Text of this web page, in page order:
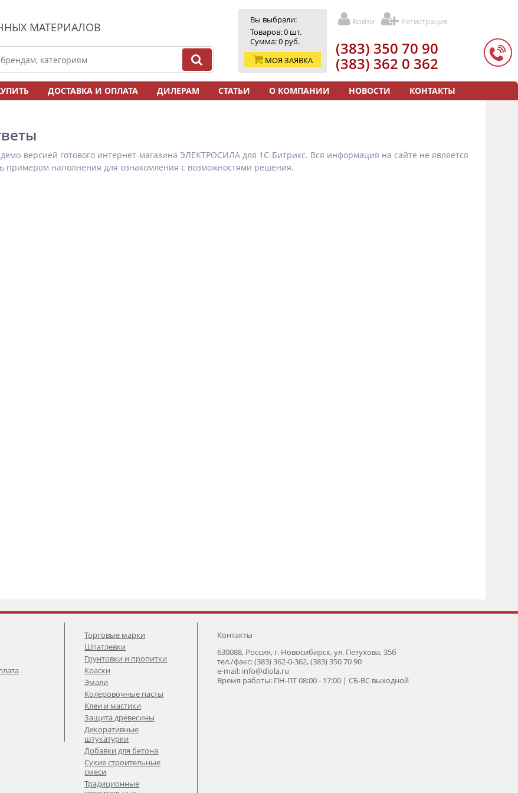
МАТЕРИАЛОВ
Вы выбрали:
Товаров:0 шт.
Сумма:0 руб.
МОЯ ЗАЯВКА
Войти Регистрация
(383) 350 70 90
(383) 362 0 362
ДОСТАВКА И ОПЛАТА ДИЛЕРАМ СТАТЬИ О КОМПАНИИ НОВОСТИ КОНТАКТЫ
версией готового интернет-магазина ЭЛЕКТРОСИЛА для 1С-Битрикс. Вся информация на сайте не является
примером наполнения для ознакомления с возможностями решения.
Торговые марки
Шпатлевки
Грунтовки и пропитки
Краски
Эмали
Колеровочные пасты
Клеи и мастики
Защита древесины
Декоративные
штукатурки
Добавки для бетона
Сухие строительные
смеси
Традиционные
Контакты
630088, Россия, г. Новосибирск, ул. Петухова, 35б
тел./факс: (383) 362-0-362, (383) 350 70 90
e-mail: info@diola.ru
Время работы: ПН-ПТ 08:00 - 17:00 | СБ-ВС выходной